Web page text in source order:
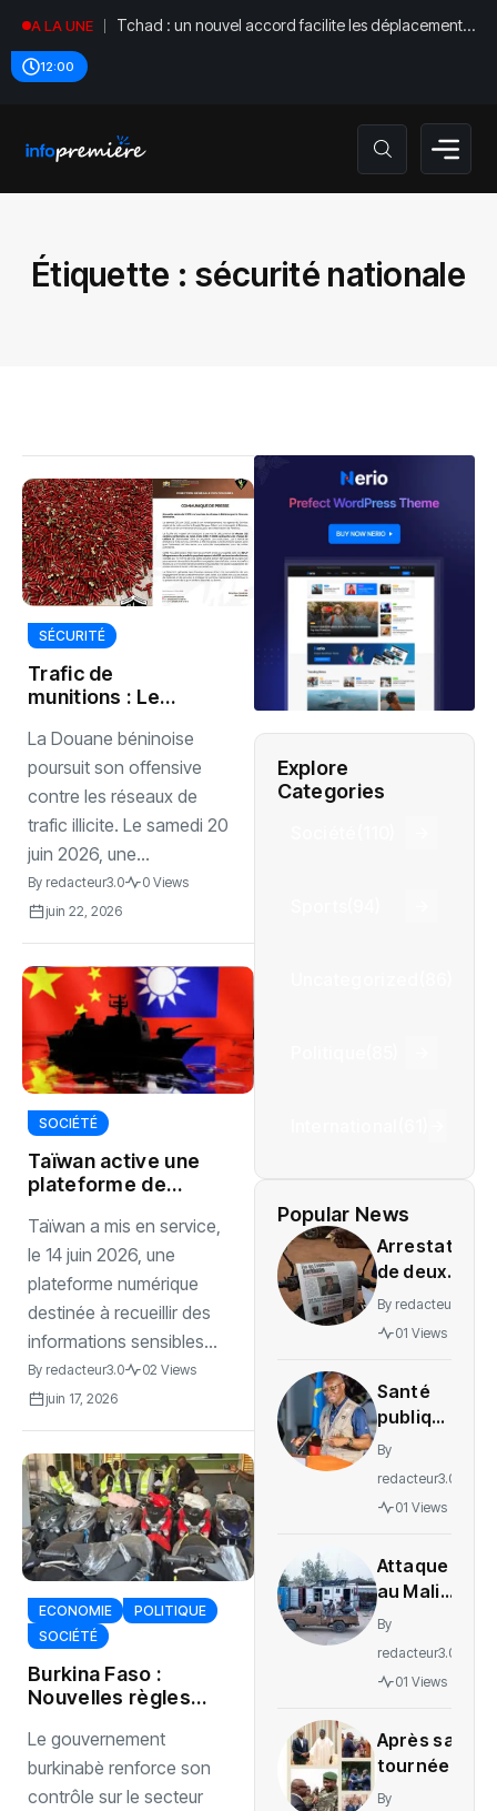
A LA UNE
Tchad : un nouvel accord facilite les déplacements
12:00
Étiquette : sécurité nationale
SÉCURITÉ
Trafic de
munitions : Le
cartouches de
contrebande
La Douane béninoise
poursuit son offensive
contre les réseaux de
trafic illicite. Le samedi 20
juin 2026, une...
By redacteur3.0
0 Views
juin 22, 2026
SOCIÉTÉ
Taïwan active une
plateforme de
visant la Chine
Taïwan a mis en service,
le 14 juin 2026, une
plateforme numérique
destinée à recueillir des
informations sensibles...
By redacteur3.0
02 Views
juin 17, 2026
ECONOMIE
POLITIQUE
SOCIÉTÉ
Burkina Faso :
Nouvelles règles
l’importation et la
vente des motos
Le gouvernement
burkinabè renforce son
contrôle sur le secteur
Explore
Categories
Popular News
Arrestation
de deux
journalistes
au Mali
indignation
By redacteur3.0
01 Views
Santé
publique
: La RDC
des
Ituri
By
redacteur3.0
01 Views
Attaque
au Mali :
L’ONU
enquête
soldats
tués
By
redacteur3.0
01 Views
Après sa
tournée
régionale,
By